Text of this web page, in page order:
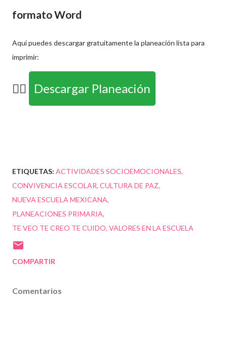
formato Word
Aquí puedes descargar gratuitamente la planeación lista para
imprimir:
👉🏼 Descargar Planeación
ETIQUETAS: ACTIVIDADES SOCIOEMOCIONALES
CONVIVENCIA ESCOLAR CULTURA DE PAZ
NUEVA ESCUELA MEXICANA
PLANEACIONES PRIMARIA
TE VEO TE CREO TE CUIDO VALORES EN LA ESCUELA
COMPARTIR
Comentarios